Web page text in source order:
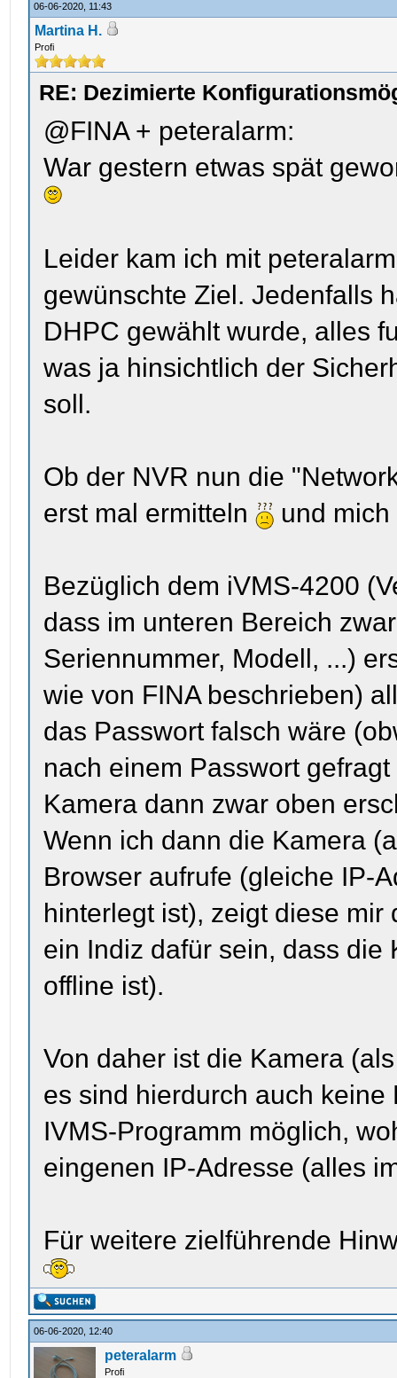
06-06-2020, 11:43
Martina H.
Profi
RE: Dezimierte
@FINA + peteralarm:
War gestern etwas spät
Leider kam ich mit
gewünschte Ziel. Jedenfalls
DHPC gewählt wurde, alles
was ja hinsichtlich der
soll.
Ob der NVR nun die
erst mal ermitteln
und
Bezüglich dem iVMS-4200
dass im unteren Bereich
Seriennummer, Modell, ...)
wie von FINA beschrieben)
das Passwort falsch wäre
nach einem Passwort
Kamera dann zwar oben
Wenn ich dann die Kamera
Browser aufrufe (gleiche IP-
hinterlegt ist), zeigt diese
ein Indiz dafür sein, dass
offline ist).
Von daher ist die Kamera
es sind hierdurch auch
IVMS-Programm möglich,
eingenen IP-Adresse (alles
Für weitere zielführende
06-06-2020, 12:40
peteralarm
Profi